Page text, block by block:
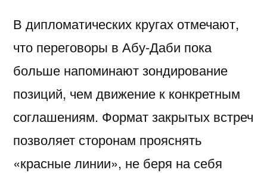
В дипломатических кругах отмечают,
что переговоры в Абу-Даби пока
больше напоминают зондирование
позиций, чем движение к конкретным
соглашениям. Формат закрытых встреч
позволяет сторонам прояснять
«красные линии», не беря на себя